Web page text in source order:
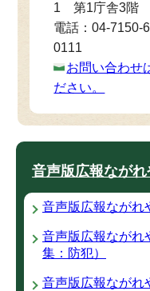
1 第1庁舎3階
電話：04-
0111
お問い合わせ
ださい。
音声版広報なが
音声版広報なが
音声版広報なが
集：防犯）
音声版広報なが